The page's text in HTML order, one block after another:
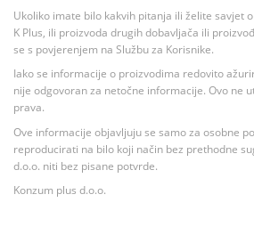
Ukoliko imate bilo kakvih pitanja ili želite savjet
K Plus, ili proizvoda drugih dobavljača ili
se s povjerenjem na Službu za Korisnike.
Iako se informacije o proizvodima redovito
nije odgovoran za netočne informacije. Ovo ne
prava.
Ove informacije objavljuju se samo za osobne
reproducirati na bilo koji način bez prethodne
d.o.o. niti bez pisane potvrde.
Konzum plus d.o.o.